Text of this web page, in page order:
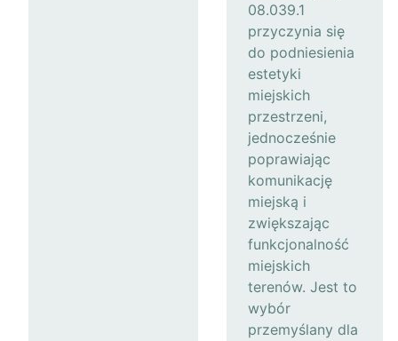
08.039.1
przyczynia się
do podniesienia
estetyki
miejskich
przestrzeni,
jednocześnie
poprawiając
komunikację
miejską i
zwiększając
funkcjonalność
miejskich
terenów. Jest to
wybór
przemyślany dla